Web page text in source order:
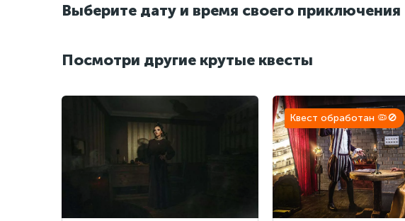
Выберите дату и время своего приключения
Посмотри другие крутые квесты
Квест обработан 🦠🚫